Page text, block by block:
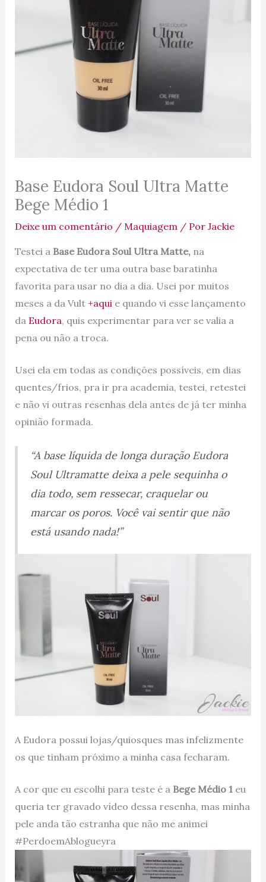
Base Eudora Soul Ultra Matte
Bege Médio 1
Deixe um comentário / Maquiagem / Por Jackie
Testei a Base Eudora Soul Ultra Matte, na
expectativa de ter uma outra base baratinha
favorita para usar no dia a dia. Usei por muitos
meses a da Vult +aqui e quando vi esse lançamento
da Eudora, quis experimentar para ver se valia a
pena ou não a troca.
Usei ela em todas as condições possíveis, em dias
quentes/frios, pra ir pra academia, testei, retestei
e não vi outras resenhas dela antes de já ter minha
opinião formada.
“A base líquida de longa duração Eudora
Soul Ultramatte deixa a pele sequinha o
dia todo, sem ressecar, craquelar ou
marcar os poros. Você vai sentir que não
está usando nada!”
A Eudora possui lojas/quiosques mas infelizmente
os que tinham próximo a minha casa fecharam.
A cor que eu escolhi para teste é a Bege Médio 1 eu
queria ter gravado vídeo dessa resenha, mas minha
pele anda tão estranha que não me animei
#PerdoemAblogueyra